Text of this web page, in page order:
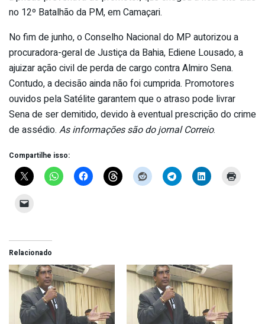
no 12º Batalhão da PM, em Camaçari.
No fim de junho, o Conselho Nacional do MP autorizou a
procuradora-geral de Justiça da Bahia, Ediene Lousado, a
ajuizar ação civil de perda de cargo contra Almiro Sena.
Contudo, a decisão ainda não foi cumprida. Promotores
ouvidos pela Satélite garantem que o atraso pode livrar
Sena de ser demitido, devido à eventual prescrição do crime
de assédio. As informações são do jornal Correio.
Compartilhe isso:
Relacionado